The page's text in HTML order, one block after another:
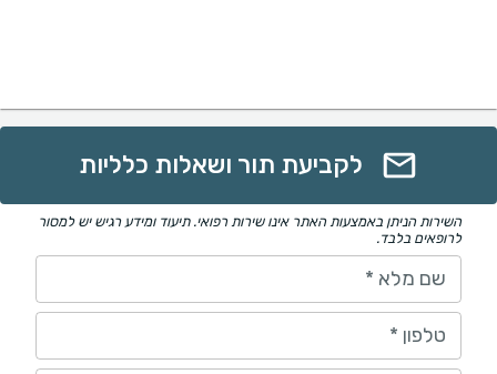
לקביעת תור ושאלות כלליות
השירות הניתן באמצעות האתר אינו שירות רפואי. תיעוד ומידע רגיש יש למסור
לרופאים בלבד.
שם מלא *
טלפון *